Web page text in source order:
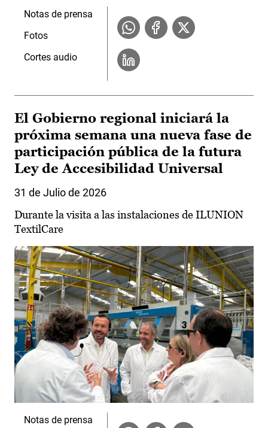
Notas de prensa
Fotos
Cortes audio
El Gobierno regional iniciará la
próxima semana una nueva fase de
participación pública de la futura
Ley de Accesibilidad Universal
31 de Julio de 2026
Durante la visita a las instalaciones de ILUNION
TextilCare
Notas de prensa